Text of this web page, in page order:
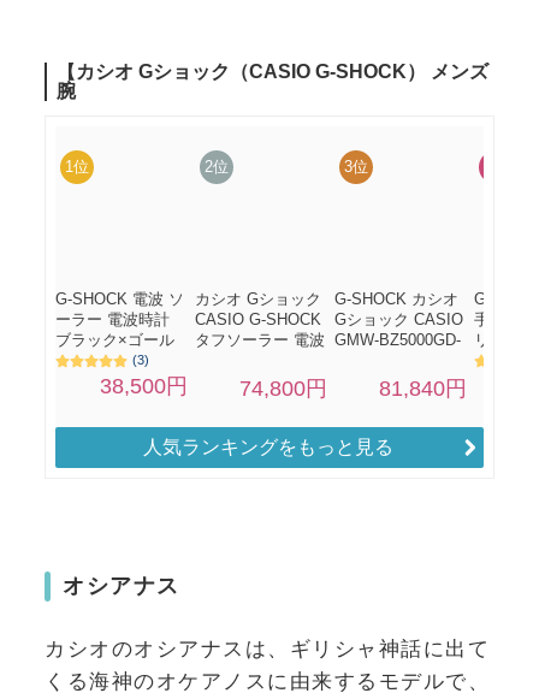
人気ランキングをもっと見る
オシアナス
カシオのオシアナスは、ギリシャ神話に出て
くる海神のオケアノスに由来するモデルで、